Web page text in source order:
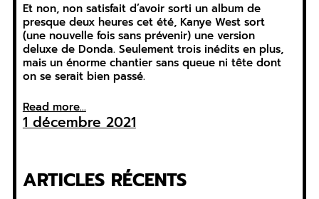
Et non, non satisfait d’avoir sorti un album de
presque deux heures cet été, Kanye West sort
(une nouvelle fois sans prévenir) une version
deluxe de Donda. Seulement trois inédits en plus,
mais un énorme chantier sans queue ni tête dont
on se serait bien passé.
Read more...
1 décembre 2021
ARTICLES RÉCENTS